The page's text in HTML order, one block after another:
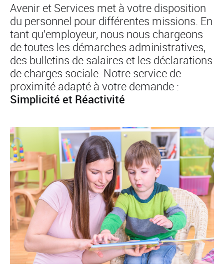
Avenir et Services met à votre disposition
du personnel pour différentes missions. En
tant qu'employeur, nous nous chargeons
de toutes les démarches administratives,
des bulletins de salaires et les déclarations
de charges sociale. Notre service de
proximité adapté à votre demande :
Simplicité et Réactivité